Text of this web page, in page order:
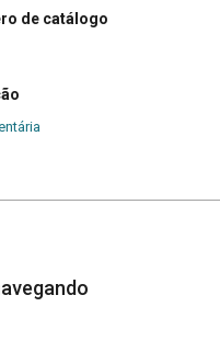
de catálogo